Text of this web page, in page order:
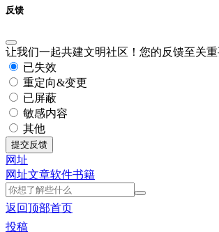
反馈
让我们一起共建文明社区！您的反馈至关重
已失效
重定向&变更
已屏蔽
敏感内容
其他
提交反馈
网址
网址文章软件书籍
返回顶部首页
投稿